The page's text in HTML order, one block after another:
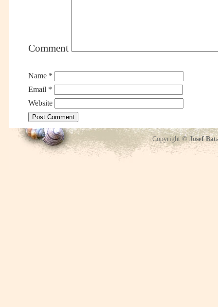
Comment
Name *
Email *
Website
Copyright ©Josef